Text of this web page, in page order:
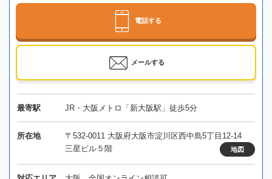
電話する
メールする
最寄駅 JR・大阪メトロ「新大阪駅」徒歩5分
所在地
〒532-0011 大阪府大阪市淀川区西中島5丁目12-14
三星ビル５階
地図